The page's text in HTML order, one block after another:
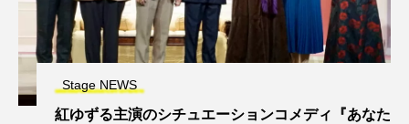
Stage NEWS
紅ゆずる主演のシチュエーションコメディ『あなた